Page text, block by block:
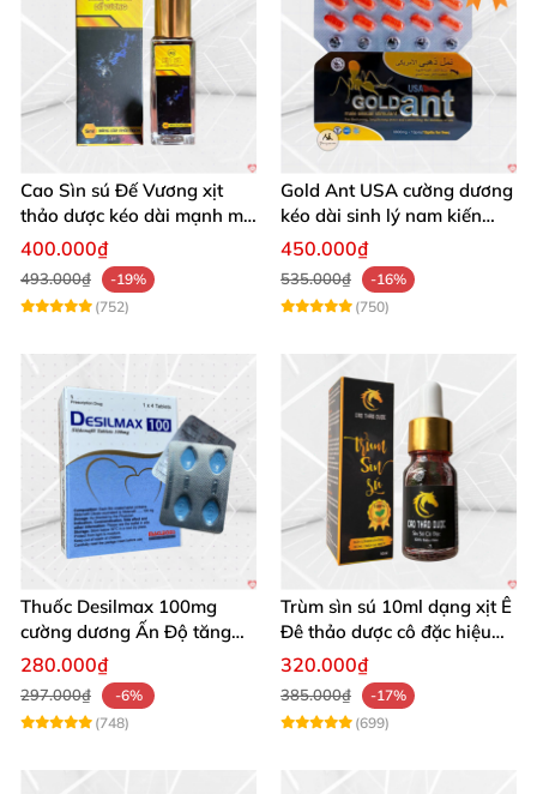
Cao Sìn sú Đế Vương xịt
thảo dược kéo dài mạnh mẽ
chính hãng
400.000₫
493.000₫
-19%
(752)
Gold Ant USA cường dương
kéo dài sinh lý nam kiến
vàng đen
450.000₫
535.000₫
-16%
(750)
Thuốc Desilmax 100mg
cường dương Ấn Độ tăng
sinh lý mạnh
280.000₫
297.000₫
-6%
(748)
Trùm sìn sú 10ml dạng xịt Ê
Đê thảo dược cô đặc hiệu
quả
320.000₫
385.000₫
-17%
(699)